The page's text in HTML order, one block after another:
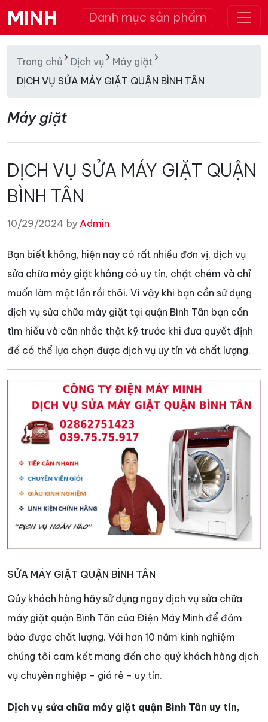
MINH Danh mục sản phẩm
Trang chủ Dịch vụ
Máy giặt
DỊCH VỤ SỬA MÁY GIẶT QUẬN BÌNH TÂN
Máy giặt
DỊCH VỤ SỬA MÁY GIẶT QUẬN
BÌNH TÂN
10/29/2024 by Admin
Bạn biết không, hiện nay có rất nhiều đơn vị, dịch vụ
sửa chữa máy giặt không có uy tín, chặt chém và chỉ
muốn làm một lần rồi thôi. Vì vậy khi bạn cần sử dụng
dịch vụ sửa chữa máy giặt tại quận Bình Tân bạn cần
tìm hiểu và cân nhắc thật kỹ trước khi đưa quyết định
để có thể lựa chọn được dịch vụ uy tín và chất lượng.
SỬA MÁY GIẶT QUẬN BÌNH TÂN
Qúy khách hàng hãy sử dụng ngay dịch vụ sửa chữa
máy giặt quận Bình Tân của Điện Máy Minh để đảm
bảo được chất lượng. Với hơn 10 năm kinh nghiệm
chúng tôi cam kết mang đến cho quý khách hàng dịch
vụ chuyên nghiệp - giá rẻ - uy tín.
Dịch vụ sửa chữa máy giặt quận Bình Tân uy tín,